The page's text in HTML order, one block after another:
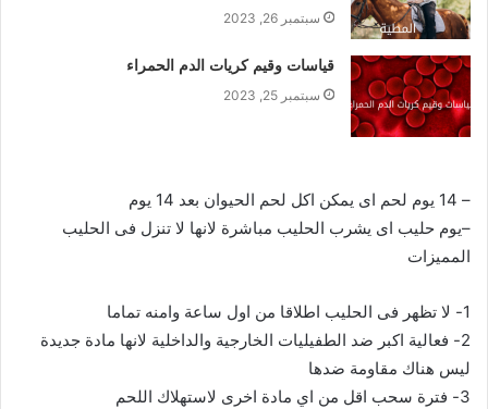
سبتمبر 26, 2023
قياسات وقيم كريات الدم الحمراء
سبتمبر 25, 2023
–
14 يوم لحم اى يمكن اكل لحم الحيوان بعد 14 يوم
–يوم حليب اى يشرب الحليب مباشرة لانها لا تنزل فى الحليب
المميزات
1-
لا تظهر فى الحليب اطلاقا من اول ساعة وامنه تماما
2-
فعالية اكبر ضد الطفيليات الخارجية والداخلية لانها مادة جديدة
ليس هناك مقاومة ضدها
3-
فترة سحب اقل من اي مادة اخرى لاستهلاك اللحم